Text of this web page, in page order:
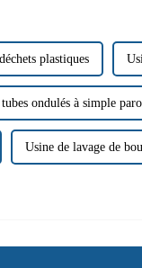
plastiques
ondulés à simple
Usine de lavage de